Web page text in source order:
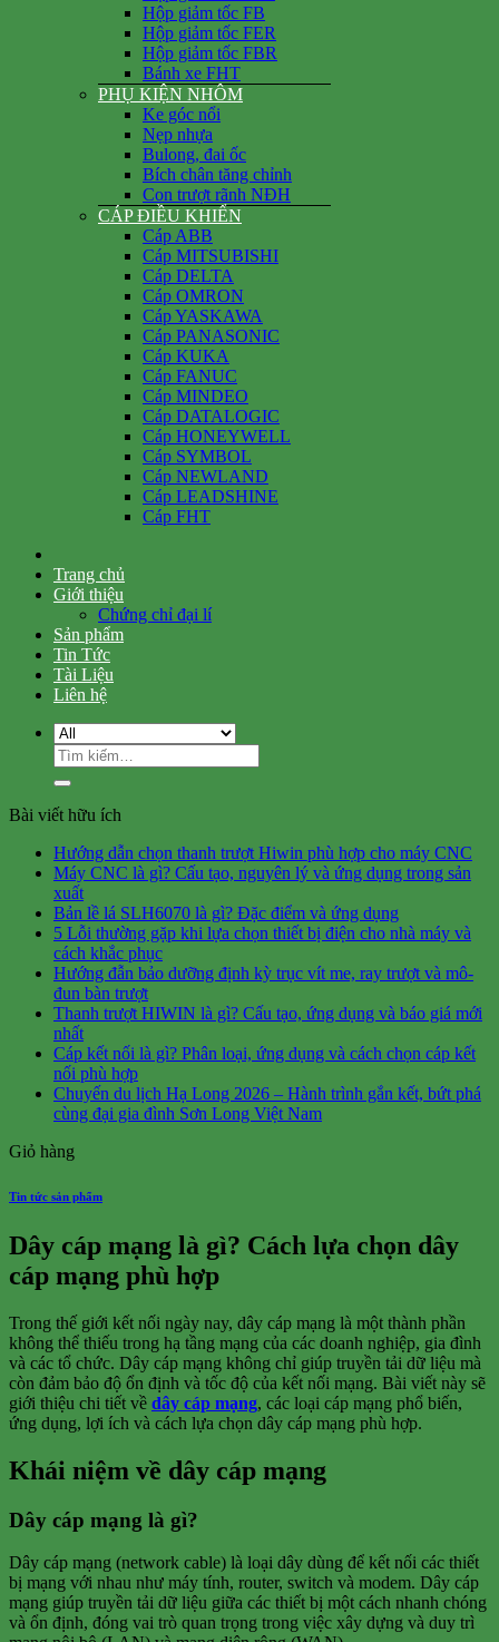
Hộp giảm tốc FB
Hộp giảm tốc FER
Hộp giảm tốc FBR
Bánh xe FHT
PHỤ KIỆN NHÔM
Ke góc nổi
Nẹp nhựa
Bulong, đai ốc
Bích chân tăng chỉnh
Con trượt rãnh NĐH
CÁP ĐIỀU KHIỂN
Cáp ABB
Cáp MITSUBISHI
Cáp DELTA
Cáp OMRON
Cáp YASKAWA
Cáp PANASONIC
Cáp KUKA
Cáp FANUC
Cáp MINDEO
Cáp DATALOGIC
Cáp HONEYWELL
Cáp SYMBOL
Cáp NEWLAND
Cáp LEADSHINE
Cáp FHT
Trang chủ
Giới thiệu
Chứng chỉ đại lí
Sản phẩm
Tin Tức
Tài Liệu
Liên hệ
Tìm
kiếm:
Bài viết hữu ích
Hướng dẫn chọn thanh trượt Hiwin phù hợp cho máy CNC
Máy CNC là gì? Cấu tạo, nguyên lý và ứng dụng trong sản
xuất
Bản lề lá SLH6070 là gì? Đặc điểm và ứng dụng
5 Lỗi thường gặp khi lựa chọn thiết bị điện cho nhà máy và
cách khắc phục
Hướng đẫn bảo dưỡng định kỳ trục vít me, ray trượt và mô-
đun bàn trượt
Thanh trượt HIWIN là gì? Cấu tạo, ứng dụng và báo giá mới
nhất
Cáp kết nối là gì? Phân loại, ứng dụng và cách chọn cáp kết
nối phù hợp
Chuyến du lịch Hạ Long 2026 – Hành trình gắn kết, bứt phá
cùng đại gia đình Sơn Long Việt Nam
Giỏ hàng
Tin tức sản phẩm
Dây cáp mạng là gì? Cách lựa chọn dây
cáp mạng phù hợp
Trong thế giới kết nối ngày nay, dây cáp mạng là một thành phần
không thể thiếu trong hạ tầng mạng của các doanh nghiệp, gia đình
và các tổ chức. Dây cáp mạng không chỉ giúp truyền tải dữ liệu mà
còn đảm bảo độ ổn định và tốc độ của kết nối mạng. Bài viết này sẽ
giới thiệu chi tiết về dây cáp mạng, các loại cáp mạng phổ biến,
ứng dụng, lợi ích và cách lựa chọn dây cáp mạng phù hợp.
Khái niệm về dây cáp mạng
Dây cáp mạng là gì?
Dây cáp mạng (network cable) là loại dây dùng để kết nối các thiết
bị mạng với nhau như máy tính, router, switch và modem. Dây cáp
mạng giúp truyền tải dữ liệu giữa các thiết bị một cách nhanh chóng
và ổn định, đóng vai trò quan trọng trong việc xây dựng và duy trì